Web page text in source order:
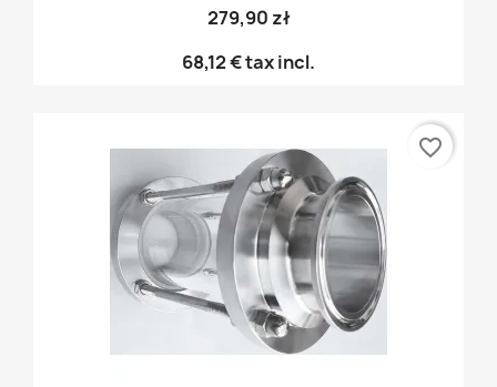
279,90 zł
68,12 €tax incl.
favorite_border